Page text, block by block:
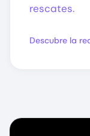
rescates.
Descubre la